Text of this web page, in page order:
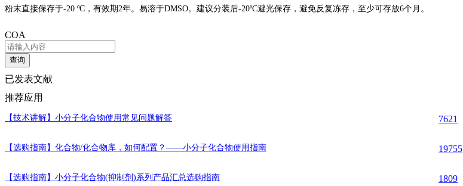
粉末直接保存于-20 ºC，有效期2年。易溶于DMSO。建议分装后-20ºC避光保存，避免反复冻存，至少可存放6个月。
COA
查询
已发表文献
推荐应用
【技术讲解】 小分子化合物使用常见问题解答 7621
【选购指南】 化合物/化合物库，如何配置？——小分子化合物使用指南 19755
【选购指南】 小分子化合物(抑制剂)系列产品汇总选购指南 1809